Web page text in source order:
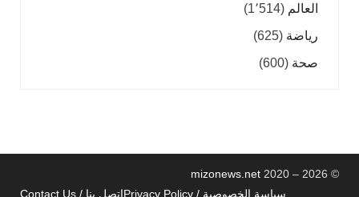
العالم (1٬514)
رياضة (625)
صحة (600)
©
mizonews.net 2020 – 2026
سياسة الخصوصية / Privacy Policy
اتصل بنا / Contact Us